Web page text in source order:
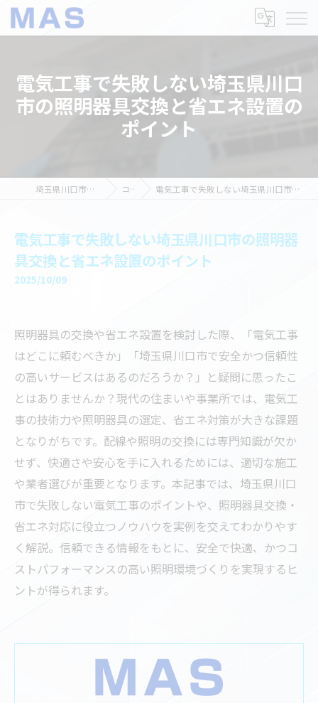
電気工事で失敗しない埼玉県川口
市の照明器具交換と省エネ設置の
ポイント
埼玉県川口市の電気工事ならMAS コラム 電気工事で失敗しない埼玉県川口市の照明器具交換と省エネ設置のポイント
電気工事で失敗しない埼玉県川口市の照明器
具交換と省エネ設置のポイント
2025/10/09
照明器具の交換や省エネ設置を検討した際、「電気工事
はどこに頼むべきか」「埼玉県川口市で安全かつ信頼性
の高いサービスはあるのだろうか？」と疑問に思ったこ
とはありませんか？現代の住まいや事業所では、電気工
事の技術力や照明器具の選定、省エネ対策が大きな課題
となりがちです。配線や照明の交換には専門知識が欠か
せず、快適さや安心を手に入れるためには、適切な施工
や業者選びが重要となります。本記事では、埼玉県川口
市で失敗しない電気工事のポイントや、照明器具交換・
省エネ対応に役立つノウハウを実例を交えてわかりやす
く解説。信頼できる情報をもとに、安全で快適、かつコ
ストパフォーマンスの高い照明環境づくりを実現するヒ
ントが得られます。